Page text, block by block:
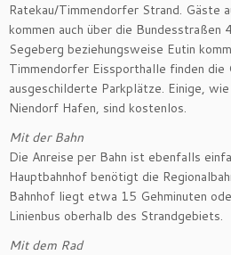
Ratekau/Timmendorfer Strand. Gäste
kommen auch über die Bundesstraßen
Segeberg beziehungsweise Eutin
Timmendorfer Eissporthalle finden die
ausgeschilderte Parkplätze. Einige,
Niendorf Hafen, sind kostenlos.
Mit der Bahn
Die Anreise per Bahn ist ebenfalls
Hauptbahnhof benötigt die
Bahnhof liegt etwa 15 Gehminuten
Linienbus oberhalb des Strandgebiets.
Mit dem Rad